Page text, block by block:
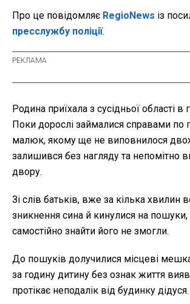
Про це повідомляє RegioNews із
пресслужбу поліції.
Родина приїхала з сусідньої області в
Поки дорослі займалися справами по
малюк, якому ще не виповнилося
залишився без нагляду та непомітно
двору.
Зі слів батьків, вже за кілька хвилин
зникнення сина й кинулися на пошуки,
самостійно знайти його не змогли.
До пошуків долучилися місцеві
за годину дитину без ознак життя
протікає неподалік від будинку дідуся.